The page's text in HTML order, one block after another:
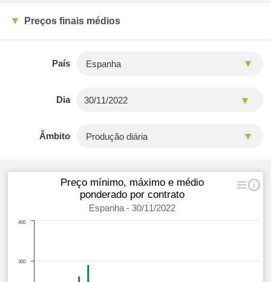
Preços finais médios
País
Dia
Âmbito
Preço mínimo, máximo e médio
ponderado por contrato
Espanha - 30/11/2022
300
400